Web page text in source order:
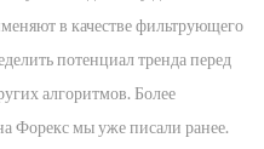
в качестве фильтрующего
потенциал тренда перед
алгоритмов. Более
Форекс мы уже писали ранее.